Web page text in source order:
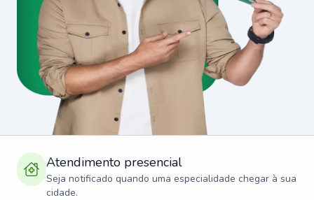
Atendimento presencial
Seja notificado quando uma especialidade chegar à sua
cidade.